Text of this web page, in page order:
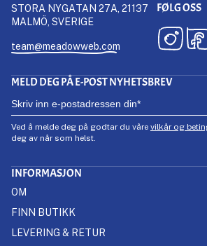
STORA NYGATAN 27A, 21137
MALMÖ, SVERIGE
team@meadowweb.com
FØLG OSS
MELD DEG PÅ E-POST NYHETSBREV
Ved å melde deg på godtar du våre vilkår og
deg av når som helst.
INFORMASJON
OM
FINN BUTIKK
LEVERING & RETUR